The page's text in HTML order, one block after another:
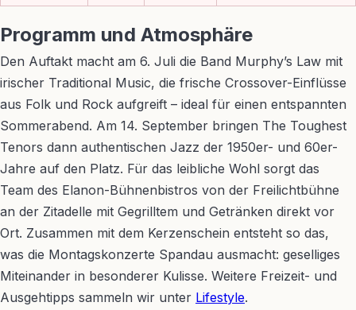
Programm und Atmosphäre
Den Auftakt macht am 6. Juli die Band Murphy’s Law mit
irischer Traditional Music, die frische Crossover-Einflüsse
aus Folk und Rock aufgreift – ideal für einen entspannten
Sommerabend. Am 14. September bringen The Toughest
Tenors dann authentischen Jazz der 1950er- und 60er-
Jahre auf den Platz. Für das leibliche Wohl sorgt das
Team des Elanon-Bühnenbistros von der Freilichtbühne
an der Zitadelle mit Gegrilltem und Getränken direkt vor
Ort. Zusammen mit dem Kerzenschein entsteht so das,
was die Montagskonzerte Spandau ausmacht: geselliges
Miteinander in besonderer Kulisse. Weitere Freizeit- und
Ausgehtipps sammeln wir unter Lifestyle.